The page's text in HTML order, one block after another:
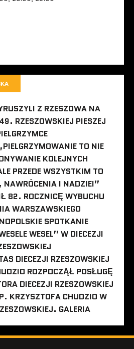
Z RZESZOWA NA
RZESZOWSKIEJ PIESZEJ
TO NIE
KOLEJNYCH
PRZEDE WSZYSTKIM TO
NAWRÓCENIA I NADZIEI”
82. ROCZNICĘ WYBUCHU
WARSZAWSKIEGO
SPOTKANIE
WESEL” W DIECEZJI
DIECEZJI RZESZOWSKIEJ
ROZPOCZĄŁ POSŁUGĘ
DIECEZJI RZESZOWSKIEJ
KRZYSZTOFA CHUDZIO W
GALERIA